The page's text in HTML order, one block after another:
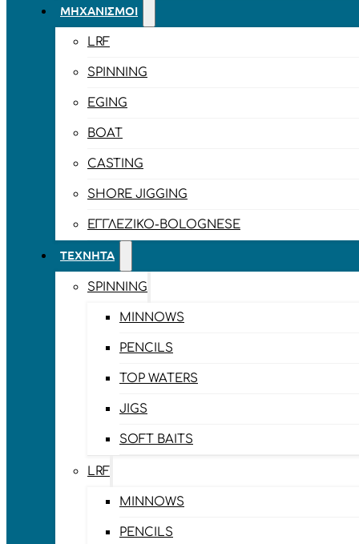
ΜΗΧΑΝΙΣΜΟΊ
LRF
SPINNING
EGING
BOAT
CASTING
SHORE JIGGING
ΕΓΓΛΈΖΙΚΟ-BOLOGNESE
ΤΕΧΝΗΤΆ
SPINNING
MINNOWS
PENCILS
TOP WATERS
JIGS
SOFT BAITS
LRF
MINNOWS
PENCILS